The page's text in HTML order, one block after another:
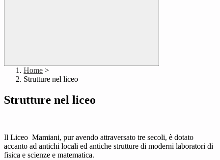
Home >
Strutture nel liceo
Strutture nel liceo
Il Liceo Mamiani, pur avendo attraversato tre secoli, è dotato
accanto ad antichi locali ed antiche strutture di moderni laboratori di
fisica e scienze e matematica.